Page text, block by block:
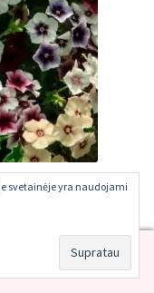
Mix
0
svetainėje yra naudojami